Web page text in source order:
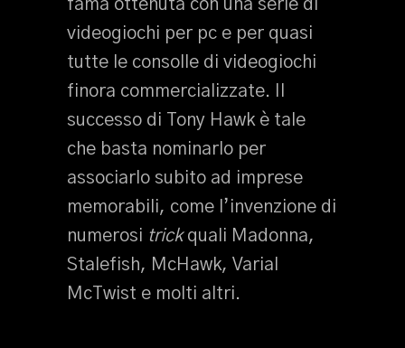
fama ottenuta con una serie di
videogiochi per pc e per quasi
tutte le consolle di videogiochi
finora commercializzate. Il
successo di Tony Hawk è tale
che basta nominarlo per
associarlo subito ad imprese
memorabili, come l’invenzione di
numerosi trick quali Madonna,
Stalefish, McHawk, Varial
McTwist e molti altri.